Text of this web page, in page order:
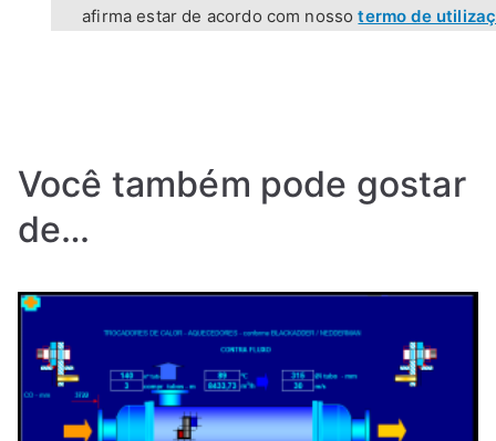
afirma estar de acordo com nossotermo de
Você também pode gostar
de…